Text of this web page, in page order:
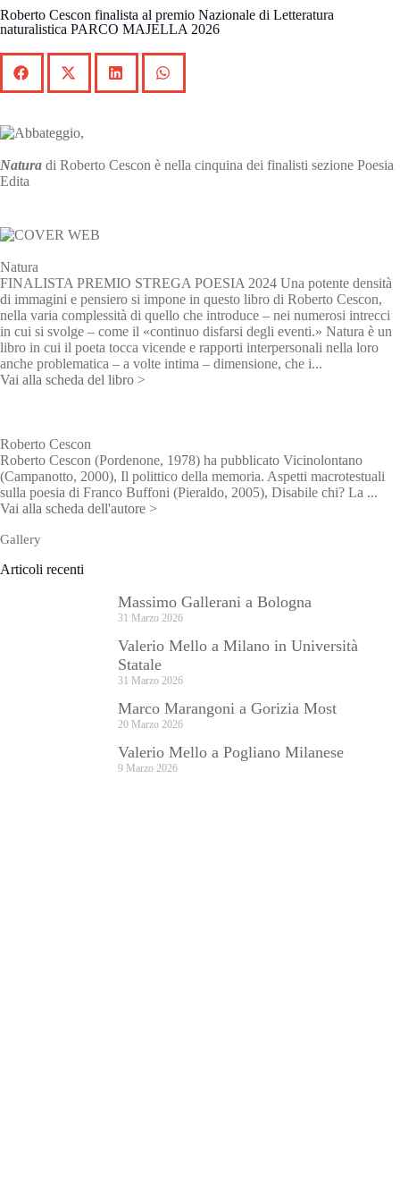
Roberto Cescon finalista al premio Nazionale di Letteratura
naturalistica PARCO MAJELLA 2026
Natura di Roberto Cescon è nella cinquina dei finalisti sezione Poesia
Edita
Natura
FINALISTA PREMIO STREGA POESIA 2024 Una potente densità
di immagini e pensiero si impone in questo libro di Roberto Cescon,
nella varia complessità di quello che introduce – nei numerosi intrecci
in cui si svolge – come il «continuo disfarsi degli eventi.» Natura è un
libro in cui il poeta tocca vicende e rapporti interpersonali nella loro
anche problematica – a volte intima – dimensione, che i...
Vai alla scheda del libro >
Roberto Cescon
Roberto Cescon (Pordenone, 1978) ha pubblicato Vicinolontano
(Campanotto, 2000), Il polittico della memoria. Aspetti macrotestuali
sulla poesia di Franco Buffoni (Pieraldo, 2005), Disabile chi? La ...
Vai alla scheda dell'autore >
Gallery
Articoli recenti
Massimo Gallerani a Bologna
31 Marzo 2026
Valerio Mello a Milano in Università
Statale
31 Marzo 2026
Marco Marangoni a Gorizia Most
20 Marzo 2026
Valerio Mello a Pogliano Milanese
9 Marzo 2026